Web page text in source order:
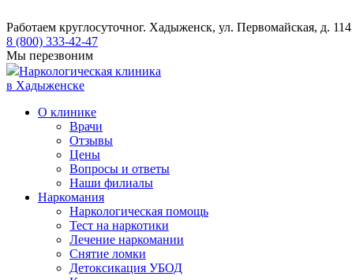
Работаем круглосуточног. Хадыженск, ул. Первомайская, д. 114
8 (800) 333-42-47
Мы перезвоним
Наркологическая клиника
в Хадыженске
О клинике
Врачи
Отзывы
Цены
Вопросы и ответы
Наши филиалы
Наркомания
Наркологическая помощь
Тест на наркотики
Лечение наркомании
Снятие ломки
​​Детоксикация УБОД